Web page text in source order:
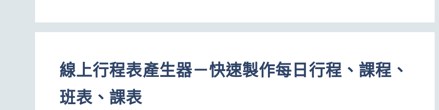
線上行程表產生器－快速製作每日行程、課程、
班表、課表